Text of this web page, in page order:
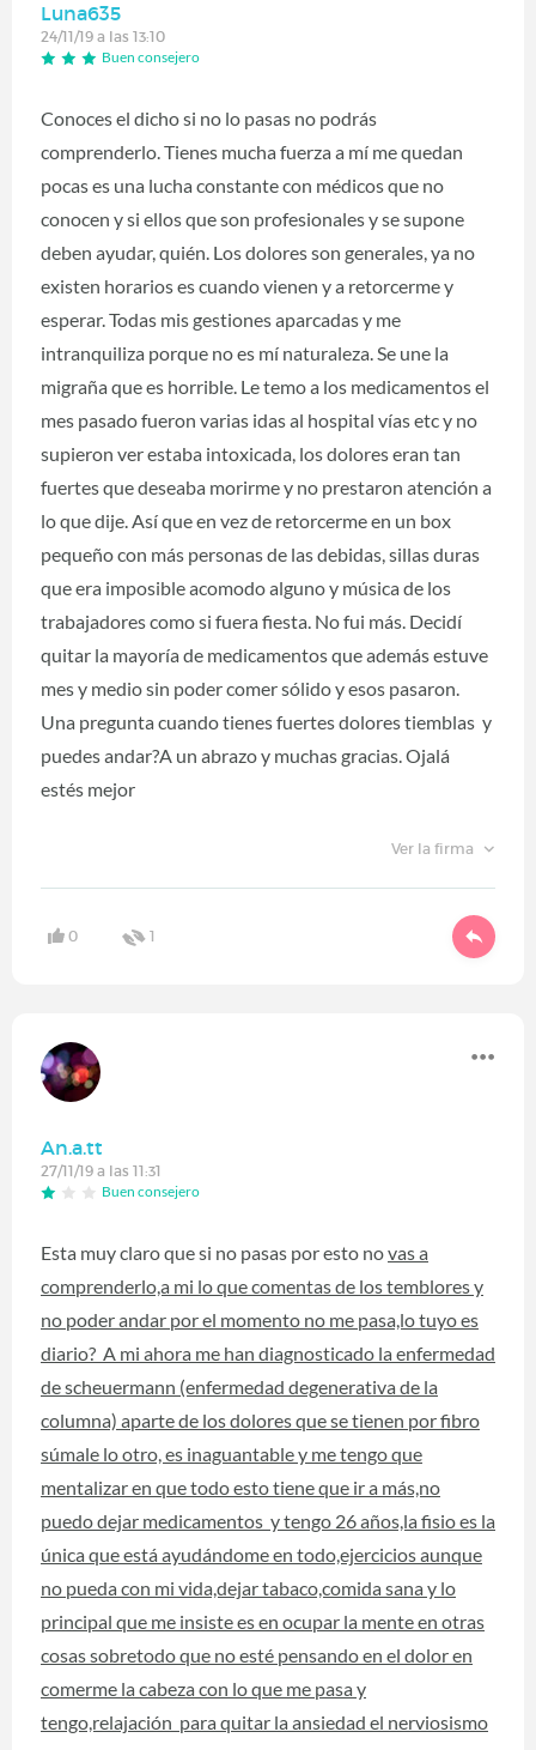
Luna635
24/11/19 a las 13:10
Buen consejero
Conoces el dicho si no lo pasas no podrás
comprenderlo. Tienes mucha fuerza a mí me quedan
pocas es una lucha constante con médicos que no
conocen y si ellos que son profesionales y se supone
deben ayudar, quién. Los dolores son generales, ya no
existen horarios es cuando vienen y a retorcerme y
esperar. Todas mis gestiones aparcadas y me
intranquiliza porque no es mí naturaleza. Se une la
migraña que es horrible. Le temo a los medicamentos el
mes pasado fueron varias idas al hospital vías etc y no
supieron ver estaba intoxicada, los dolores eran tan
fuertes que deseaba morirme y no prestaron atención a
lo que dije. Así que en vez de retorcerme en un box
pequeño con más personas de las debidas, sillas duras
que era imposible acomodo alguno y música de los
trabajadores como si fuera fiesta. No fui más. Decidí
quitar la mayoría de medicamentos que además estuve
mes y medio sin poder comer sólido y esos pasaron.
Una pregunta cuando tienes fuertes dolores tiemblas y
puedes andar?A un abrazo y muchas gracias. Ojalá
estés mejor
Ver la firma
0 1
An.a.tt
27/11/19 a las 11:31
Buen consejero
Esta muy claro que si no pasas por esto novas a
comprenderlo,a mi lo que comentas de los temblores y
no poder andar por el momento no me pasa,lo tuyo es
diario? A mi ahora me han diagnosticado la enfermedad
de scheuermann (enfermedad degenerativa de la
columna) aparte de los dolores que se tienen por fibro
súmale lo otro, es inaguantable y me tengo que
mentalizar en que todo esto tiene que ir a más,no
puedo dejar medicamentos y tengo 26 años,la fisio es la
única que está ayudándome en todo,ejercicios aunque
no pueda con mi vida,dejar tabaco,comida sana y lo
principal que me insiste es en ocupar la mente en otras
cosas sobretodo que no esté pensando en el dolor en
comerme la cabeza con lo que me pasa y
tengo,relajación para quitar la ansiedad el nerviosismo